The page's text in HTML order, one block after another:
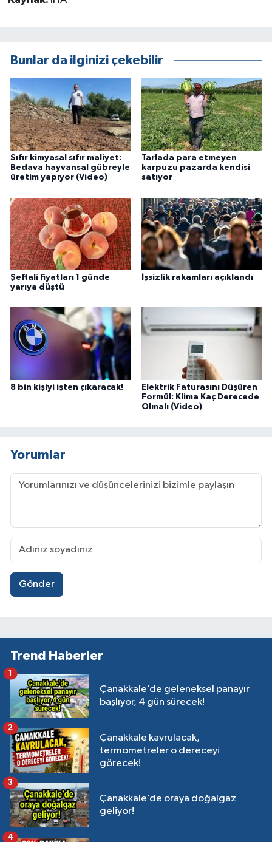
Bunlar da ilginizi çekebilir
Sıfır kimyasal sıfır maliyet:
Bedava hayvansal gübreyle
üretim yapıyor (Video)
Tarlada para etmeyen
karpuzu pazarda kendisi
satıyor
Şeftali fiyatları 1 günde
yarıya düştü
İşsizlik rakamları açıklandı
8 bin kişiyi işten çıkaracak!
Elektrik Faturasını Düşüren
Formül: Klima Kaç Derecede
Olmalı (Video)
Yorumlar
Gönder
Trend Haberler
Çanakkale’de geleneksel panayır
başlıyor, 4 gün sürecek!
1
Çanakkale kavrulacak,
termometreler o dereceyi
görecek!
2
Çanakkale’de oraya doğalgaz
geliyor!
3
4